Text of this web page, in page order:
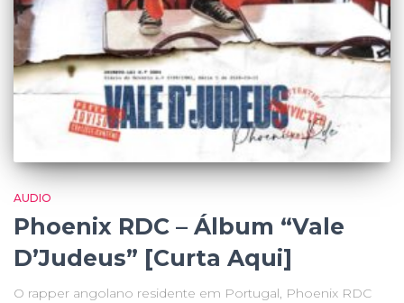
AUDIO
Phoenix RDC – Álbum “Vale
D’Judeus” [Curta Aqui]
O rapper angolano residente em Portugal, Phoenix RDC